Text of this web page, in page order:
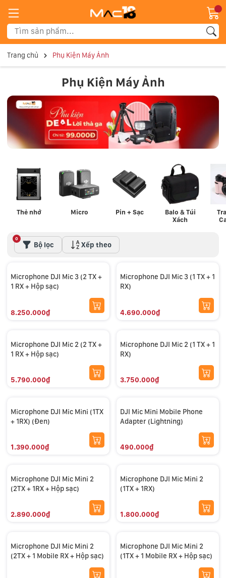
Trang chủ Phụ Kiện Máy Ảnh
Phụ Kiện Máy Ảnh
Thẻ nhớ Micro Pin + Sạc
Balo & Túi
Xách
Bộ lọc
0
Xếp theo
Microphone DJI Mic 3 (2 TX +
1 RX + Hộp sạc)
8.250.000₫
Microphone DJI Mic 3 (1 TX + 1
RX)
4.690.000₫
Microphone DJI Mic 2 (2 TX +
1 RX + Hộp sạc)
5.790.000₫
Microphone DJI Mic 2 (1 TX + 1
RX)
3.750.000₫
Microphone DJI Mic Mini (1TX
+ 1RX) (Đen)
1.390.000₫
DJI Mic Mini Mobile Phone
Adapter (Lightning)
490.000₫
Microphone DJI Mic Mini 2
(2TX + 1RX + Hộp sạc)
2.890.000₫
Microphone DJI Mic Mini 2
(1TX + 1RX)
1.800.000₫
Microphone DJI Mic Mini 2
(2TX + 1 Mobile RX + Hộp sạc)
Microphone DJI Mic Mini 2
(1TX + 1 Mobile RX + Hộp sạc)